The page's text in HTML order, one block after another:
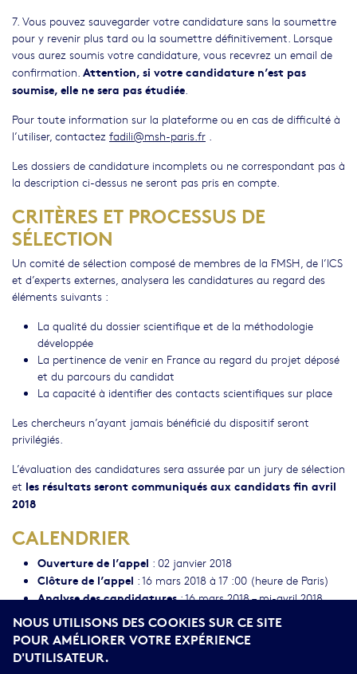
7. Vous pouvez sauvegarder votre candidature sans la soumettre
pour y revenir plus tard ou la soumettre définitivement. Lorsque
vous aurez soumis votre candidature, vous recevrez un email de
confirmation. Attention, si votre candidature n’est pas
soumise, elle ne sera pas étudiée
Pour toute information sur la plateforme ou en cas de difficulté à
l’utiliser, contactez fadili@msh-paris.fr
Les dossiers de candidature incomplets ou ne correspondant pas à
la description ci-dessus ne seront pas pris en compte.
CRITÈRES ET PROCESSUS DE
SÉLECTION
Un comité de sélection composé de membres de la FMSH, de l’ICS
et d’experts externes, analysera les candidatures au regard des
éléments suivants :
La qualité du dossier scientifique et de la méthodologie
développée
La pertinence de venir en France au regard du projet déposé
et du parcours du candidat
La capacité à identifier des contacts scientifiques sur place
Les chercheurs n’ayant jamais bénéficié du dispositif seront
privilégiés.
L’évaluation des candidatures sera assurée par un jury de sélection
et les résultats seront communiqués aux candidats fin avril
2018
CALENDRIER
Ouverture de l’appel : 02 janvier 2018
Clôture de l’appel : 16 mars 2018 à 17 :00 (heure de Paris)
Analyse des candidatures: 16 mars 2018 – mi-avril 2018
Annonce des résultats : fin avril 2018
Durée des séjours de mobilité: 3 mois
NOUS UTILISONS DES COOKIES SUR CE SITE
POUR AMÉLIORER VOTRE EXPÉRIENCE
D'UTILISATEUR.